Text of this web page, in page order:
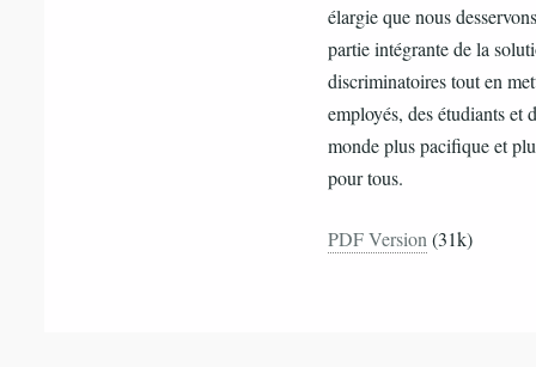
élargie que nous
partie intégrante de la
discriminatoires tout en
employés, des étudiants et
monde plus pacifique et
pour tous.
PDF Version(31k)